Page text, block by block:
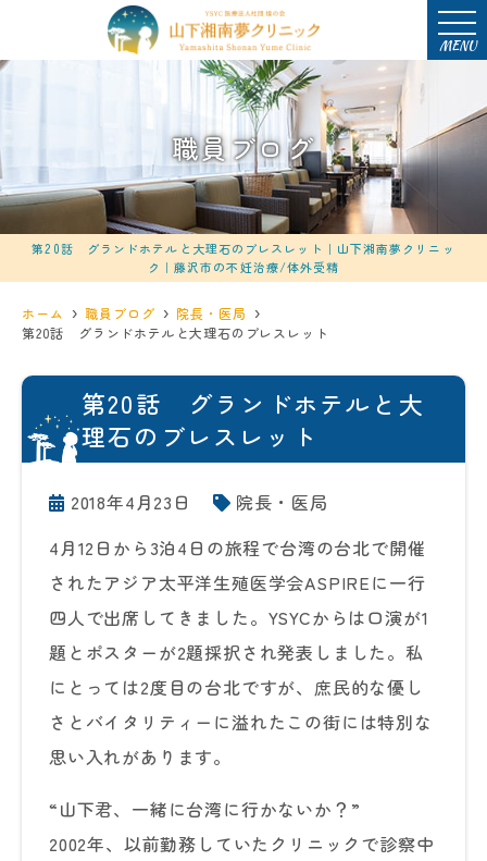
MENU
職員ブログ
第20話 グランドホテルと大理石のブレスレット｜山下湘南夢クリニッ
ク｜藤沢市の不妊治療/体外受精
ホーム 職員ブログ
院長・医局
第20話 グランドホテルと大理石のブレスレット
第20話 グランドホテルと大
理石のブレスレット
2018年4月23日
院長・医局
4月12日から3泊4日の旅程で台湾の台北で開催
されたアジア太平洋生殖医学会ASPIREに一行
四人で出席してきました。YSYCからは口演が1
題とポスターが2題採択され発表しました。私
にとっては2度目の台北ですが、庶民的な優し
さとバイタリティーに溢れたこの街には特別な
思い入れがあります。
“山下君、一緒に台湾に行かないか？”
2002年、以前勤務していたクリニックで診察中